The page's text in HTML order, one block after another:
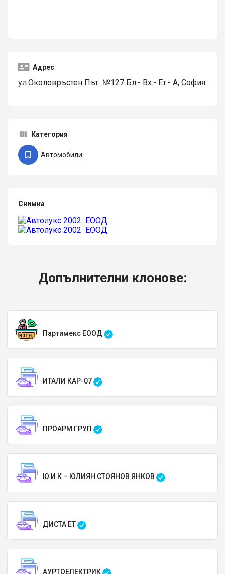
Адрес
ул.Околовръстен Път №127 Бл.- Вх.- Ет.- А, София
Категория
Автомобили
Снимка
Допълнителни клонове:
Партимекс ЕООД
ИТАЛИ КАР-07
ПРОАРМ ГРУП
Ю И К – ЮЛИЯН СТОЯНОВ ЯНКОВ
ДИСТА ЕТ
АУРТОЕЛЕКТРИК